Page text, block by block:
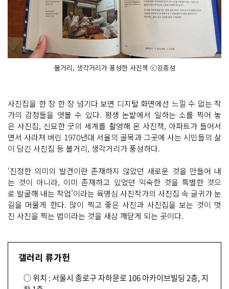
볼거리, 생각거리가 풍성한 사진책 ⓒ김종성
사진집을 한 장 한 장 넘기다 보면 디지털 화면에선 느낄 수 없는 작
가의 감정들을 엿볼 수 있다. 평생 논밭에서 일하는 소를 찍어 놓
은 사진집, 신묘한 굿의 세계를 촬영해 온 사진책, 아파트가 들어서
면서 사라져 버린 1970년대 서울의 골목과 그곳에 사는 시민들의 삶
이 담긴 사진집 등 볼거리, 생각거리가 풍성하다.
‘진정한 의미의 발견이란 존재하지 않았던 새로운 것을 만들어 내
는 것이 아니라, 이미 존재하고 있었던 익숙한 것을 특별한 것으
로 발굴해 내는 작업’이라는 육명심 사진작가의 사진집 속 글귀가 눈
길을 머물게 한다. 많이 찍고 좋은 사진과 사진집을 보는 것이 멋
진 사진을 찍는 법이라는 것을 새삼 깨닫게 되는 곳이다.
갤러리 류가헌
○ 위치 : 서울시 종로구 자하문로 106 아카이브빌딩 2층, 지